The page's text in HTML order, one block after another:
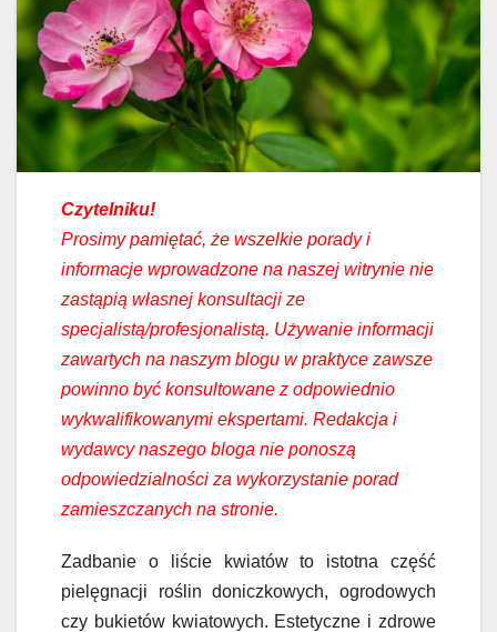
Czytelniku!
Prosimy pamiętać, że wszelkie porady i
informacje wprowadzone na naszej witrynie nie
zastąpią własnej konsultacji ze
specjalistą/profesjonalistą. Używanie informacji
zawartych na naszym blogu w praktyce zawsze
powinno być konsultowane z odpowiednio
wykwalifikowanymi ekspertami. Redakcja i
wydawcy naszego bloga nie ponoszą
odpowiedzialności za wykorzystanie porad
zamieszczanych na stronie.
Zadbanie o liście kwiatów to istotna część
pielęgnacji roślin doniczkowych, ogrodowych
czy bukietów kwiatowych. Estetyczne i zdrowe